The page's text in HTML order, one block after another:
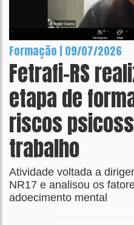
Formação | 09/07/2026
Fetrafi-RS
etapa de
riscos
trabalho
Atividade voltada a
NR17 e analisou os
adoecimento mental